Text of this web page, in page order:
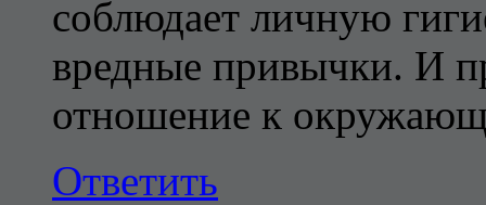
соблюдает личную
вредные привычки. И
отношение к
Ответить